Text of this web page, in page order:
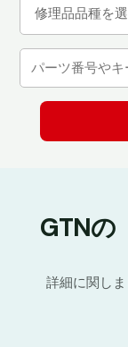
GTNの
詳細に関し